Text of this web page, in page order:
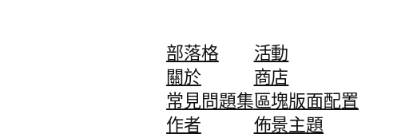
部落格
關於
常見問題集
作者
活動
商店
區塊版面配置
佈景主題